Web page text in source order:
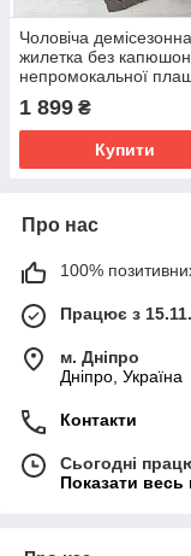
Чоловіча демісезонна
жилетка без
непромокальної
кольорі
1 899 ₴
Купити
Про нас
100%
Працює з
м. Дніпро
Дніпро, Україна
Контакти
Сьогодні
Показати весь